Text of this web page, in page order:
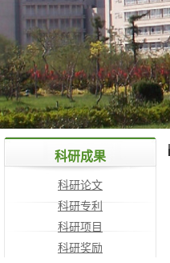
科研成果
科研论文
科研专利
科研项目
科研奖励